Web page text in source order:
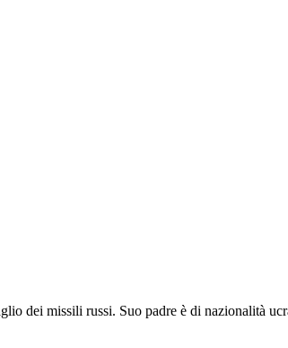
dei missili russi. Suo padre è di nazionalità